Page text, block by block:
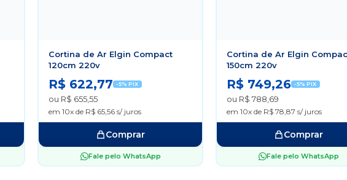
Cortina de Ar Elgin Compact
120cm 220v
R$ 622,77 -5% PIX
ou R$ 655,55
em 10x de R$ 65,56 s/ juros
Comprar
Fale pelo WhatsApp
Cortina de Ar Elgin
150cm 220v
R$ 749,26 -5% PIX
ou R$ 788,69
em 10x de R$ 78,87 s/ juros
Comprar
Fale pelo WhatsApp